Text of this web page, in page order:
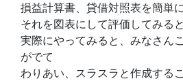
損益計算書、貸借対照表を簡単
それを図表にして評価してみる
実際にやってみると、みなさん
がでて
わりあい、スラスラと作成する